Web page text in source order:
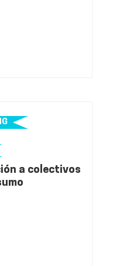
a colectivos